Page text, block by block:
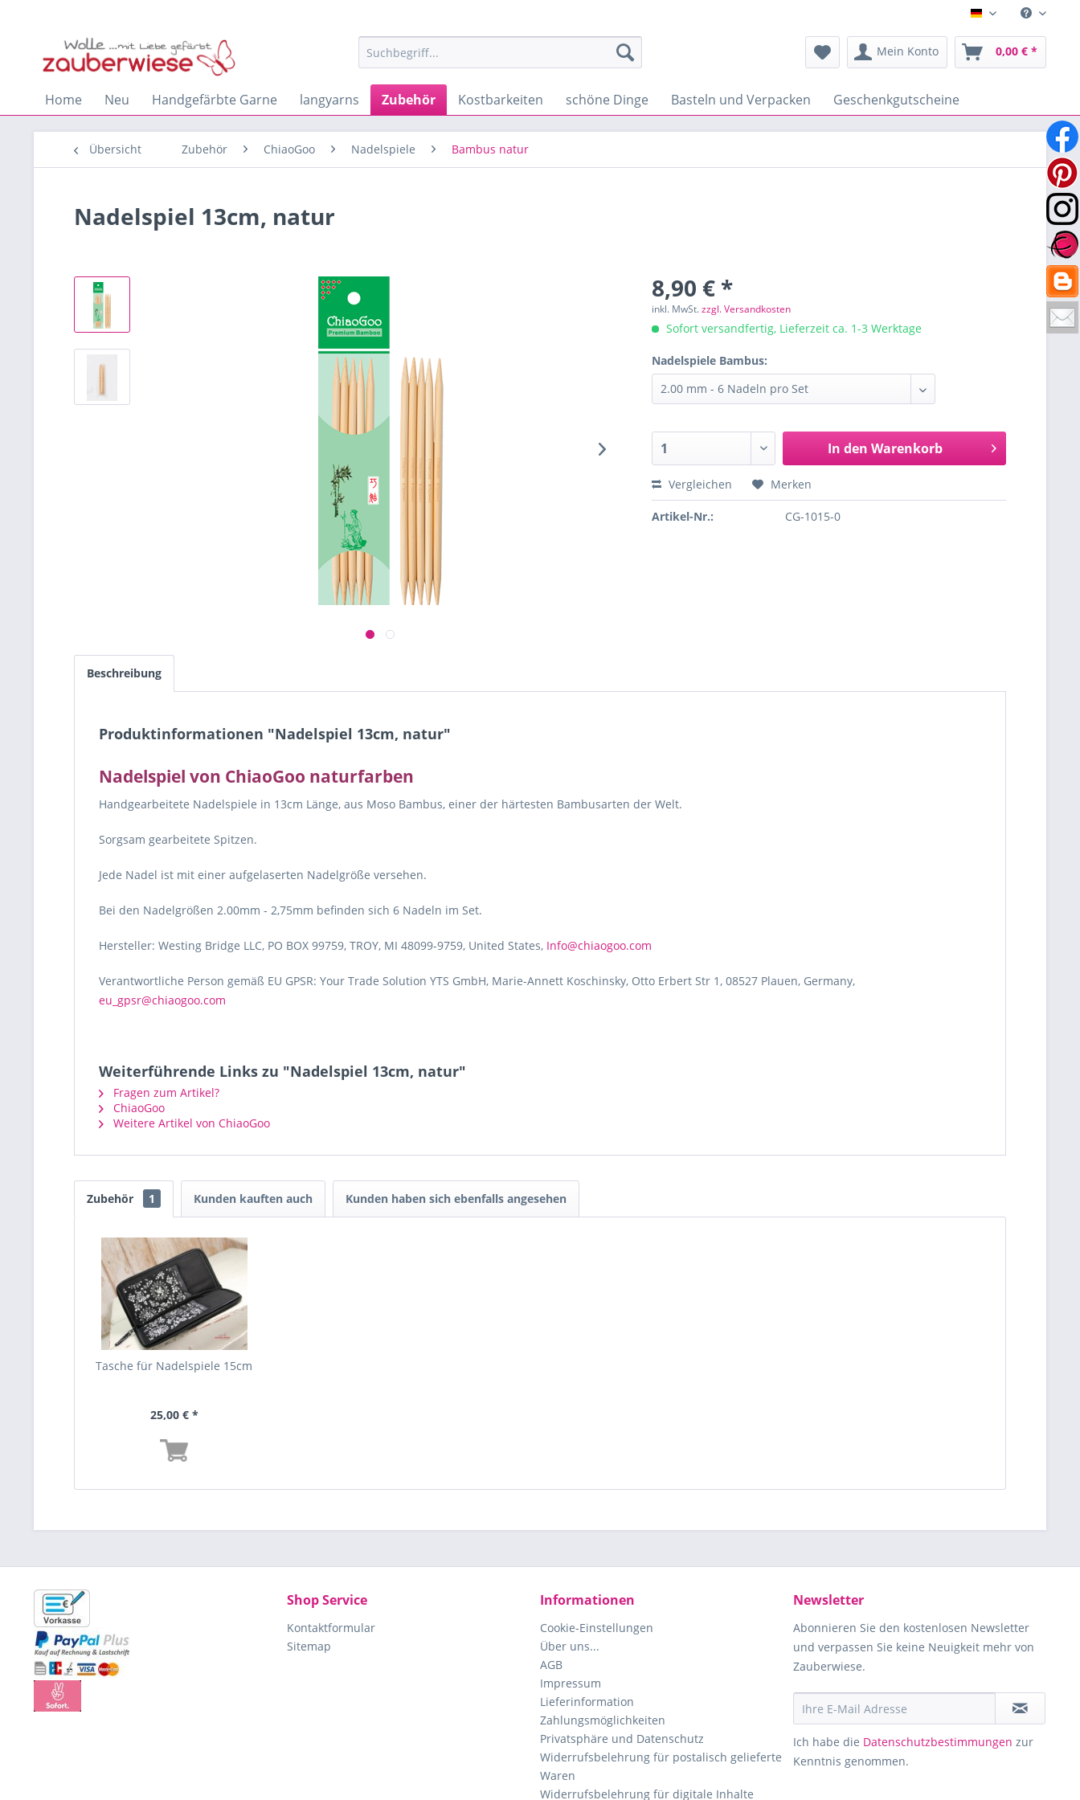
Deutsch
Mein Konto 0,00 € *
Home Neu Handgefärbte Garne langyarns Zubehör Kostbarkeiten schöne Dinge Basteln und Verpacken Geschenkgutscheine
Übersicht Zubehör ChiaoGoo Nadelspiele Bambus natur
Nadelspiel 13cm, natur
8,90 € *
inkl. MwSt.zzgl. Versandkosten
Sofort versandfertig, Lieferzeit ca. 1-3 Werktage
Nadelspiele Bambus:
In den Warenkorb
Vergleichen Merken
Artikel-Nr.: CG-1015-0
Beschreibung
Produktinformationen "Nadelspiel 13cm, natur"
Nadelspiel von ChiaoGoo naturfarben
Handgearbeitete Nadelspiele in 13cm Länge, aus Moso Bambus, einer der härtesten Bambusarten der Welt.
Sorgsam gearbeitete Spitzen.
Jede Nadel ist mit einer aufgelaserten Nadelgröße versehen.
Bei den Nadelgrößen 2.00mm - 2,75mm befinden sich 6 Nadeln im Set.
Hersteller: Westing Bridge LLC, PO BOX 99759, TROY, MI 48099-9759, United States, Info@chiaogoo.com
Verantwortliche Person gemäß EU GPSR: Your Trade Solution YTS GmbH, Marie-Annett Koschinsky, Otto Erbert Str 1, 08527 Plauen, Germany,
eu_gpsr@chiaogoo.com
Weiterführende Links zu "Nadelspiel 13cm, natur"
Fragen zum Artikel?
ChiaoGoo
Weitere Artikel von ChiaoGoo
Zubehör 1 Kunden kauften auch Kunden haben sich ebenfalls angesehen
Tasche für Nadelspiele 15cm
25,00 € *
Shop Service
Kontaktformular
Sitemap
Informationen
Cookie-Einstellungen
Über uns...
AGB
Impressum
Lieferinformation
Zahlungsmöglichkeiten
Privatsphäre und Datenschutz
Widerrufsbelehrung für postalisch gelieferte
Waren
Widerrufsbelehrung für digitale Inhalte
Newsletter
Abonnieren Sie den kostenlosen Newsletter
und verpassen Sie keine Neuigkeit mehr von
Zauberwiese.
Ich habe die Datenschutzbestimmungen zur
Kenntnis genommen.